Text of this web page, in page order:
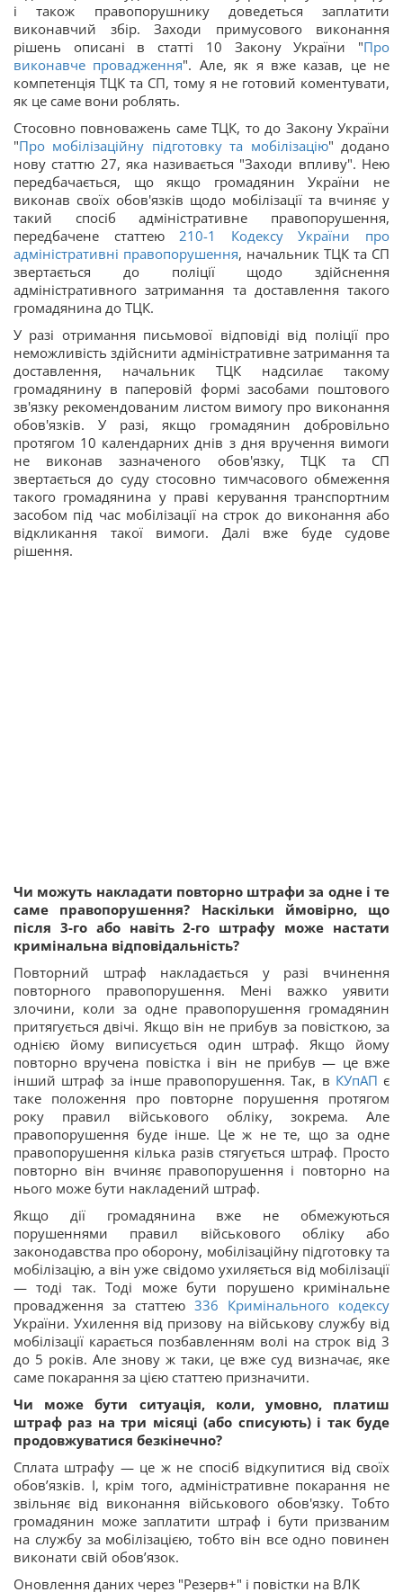
і також правопорушнику доведеться заплатити
виконавчий збір. Заходи примусового виконання
рішень описані в статті 10 Закону України "Про
виконавче провадження". Але, як я вже казав, це не
компетенція ТЦК та СП, тому я не готовий коментувати,
як це саме вони роблять.
Стосовно повноважень саме ТЦК, то до Закону України
"Про мобілізаційну підготовку та мобілізацію" додано
нову статтю 27, яка називається "Заходи впливу". Нею
передбачається, що якщо громадянин України не
виконав своїх обов'язків щодо мобілізації та вчиняє у
такий спосіб адміністративне правопорушення,
передбачене статтею210-1 Кодексу України про
адміністративні правопорушення, начальник ТЦК та СП
звертається до поліції щодо здійснення
адміністративного затримання та доставлення такого
громадянина до ТЦК.
У разі отримання письмової відповіді від поліції про
неможливість здійснити адміністративне затримання та
доставлення, начальник ТЦК надсилає такому
громадянину в паперовій формі засобами поштового
зв'язку рекомендованим листом вимогу про виконання
обов'язків. У разі, якщо громадянин добровільно
протягом 10 календарних днів з дня вручення вимоги
не виконав зазначеного обов'язку, ТЦК та СП
звертається до суду стосовно тимчасового обмеження
такого громадянина у праві керування транспортним
засобом під час мобілізації на строк до виконання або
відкликання такої вимоги. Далі вже буде судове
рішення.
Чи можуть накладати повторно штрафи за одне і те
саме правопорушення? Наскільки ймовірно, що
після 3-го або навіть 2-го штрафу може настати
кримінальна відповідальність?
Повторний штраф накладається у разі вчинення
повторного правопорушення. Мені важко уявити
злочини, коли за одне правопорушення громадянин
притягується двічі. Якщо він не прибув за повісткою, за
однією йому виписується один штраф. Якщо йому
повторно вручена повістка і він не прибув — це вже
інший штраф за інше правопорушення. Так, в КУпАП є
таке положення про повторне порушення протягом
року правил військового обліку, зокрема. Але
правопорушення буде інше. Це ж не те, що за одне
правопорушення кілька разів стягується штраф. Просто
повторно він вчиняє правопорушення і повторно на
нього може бути накладений штраф.
Якщо дії громадянина вже не обмежуються
порушеннями правил військового обліку або
законодавства про оборону, мобілізаційну підготовку та
мобілізацію, а він уже свідомо ухиляється від мобілізації
— тоді так. Тоді може бути порушено кримінальне
провадження за статтею 336 Кримінального кодексу
України. Ухилення від призову на військову службу від
мобілізації карається позбавленням волі на строк від 3
до 5 років. Але знову ж таки, це вже суд визначає, яке
саме покарання за цією статтею призначити.
Чи може бути ситуація, коли, умовно, платиш
штраф раз на три місяці (або списують) і так буде
продовжуватися безкінечно?
Сплата штрафу — це ж не спосіб відкупитися від своїх
обов’язків. І, крім того, адміністративне покарання не
звільняє від виконання військового обов'язку. Тобто
громадянин може заплатити штраф і бути призваним
на службу за мобілізацією, тобто він все одно повинен
виконати свій обов’язок.
Оновлення даних через "Резерв+" і повістки на ВЛК